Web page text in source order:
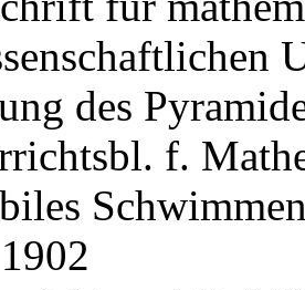
des
f.